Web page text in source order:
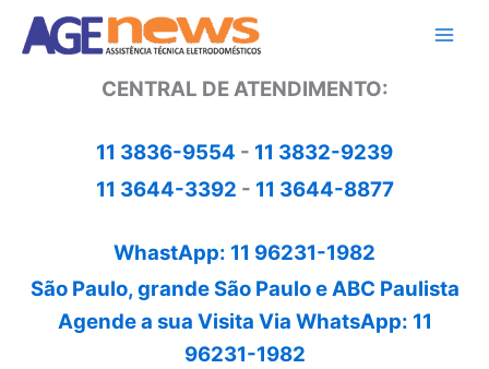
para
CENTRAL DE ATENDIMENTO:
11 3836-9554 - 11 3832-9239
11 3644-3392 - 11 3644-8877
WhastApp: 11 96231-1982
São Paulo, grande São Paulo e ABC Paulista
Agende a sua Visita Via WhatsApp: 11
96231-1982